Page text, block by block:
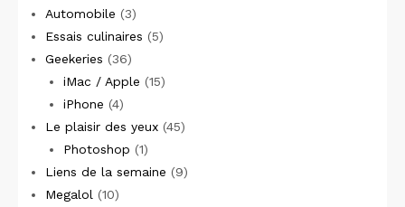
Automobile (3)
Essais culinaires (5)
Geekeries (36)
iMac / Apple (15)
iPhone (4)
Le plaisir des yeux (45)
Photoshop (1)
Liens de la semaine (9)
Megalol (10)